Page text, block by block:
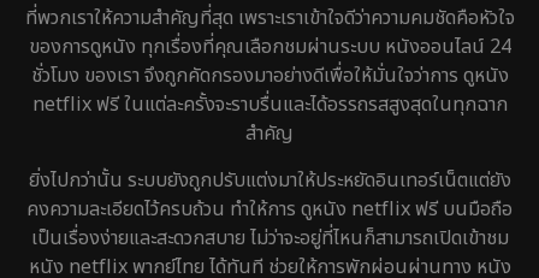
ที่พวกเราให้ความสำคัญที่สุด เพราะเราเข้าใจดีว่าความคมชัดคือหัวใจ
ของการดูหนัง ทุกเรื่องที่คุณเลือกชมผ่านระบบ หนังออนไลน์ 24
ชั่วโมง ของเรา จึงถูกคัดกรองมาอย่างดีเพื่อให้มั่นใจว่าการ ดูหนัง
netflix ฟรี ในแต่ละครั้งจะราบรื่นและได้อรรถรสสูงสุดในทุกฉาก
สำคัญ
ยิ่งไปกว่านั้น ระบบยังถูกปรับแต่งมาให้ประหยัดอินเทอร์เน็ตแต่ยัง
คงความละเอียดไว้ครบถ้วน ทำให้การ ดูหนัง netflix ฟรี บนมือถือ
เป็นเรื่องง่ายและสะดวกสบาย ไม่ว่าจะอยู่ที่ไหนก็สามารถเปิดเข้าชม
หนัง netflix พากย์ไทย ได้ทันที ช่วยให้การพักผ่อนผ่านทาง หนัง